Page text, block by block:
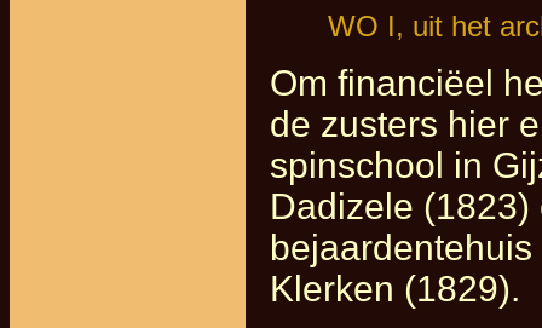
WO I, uit het
Om financiëel
de zusters hier
spinschool in
Dadizele
Klerken (1829).